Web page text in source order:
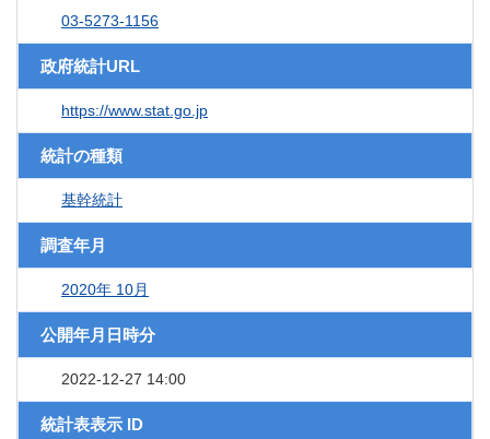
03-5273-1156
政府統計URL
https://www.stat.go.jp
統計の種類
基幹統計
調査年月
2020年 10月
公開年月日時分
2022-12-27 14:00
統計表表示 ID